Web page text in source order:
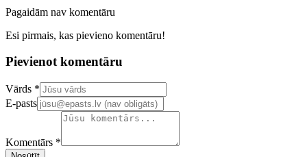
Pagaidām nav komentāru
Esi pirmais, kas pievieno komentāru!
Pievienot komentāru
Confirm your email address
Vārds *
E-pasts
Komentārs *